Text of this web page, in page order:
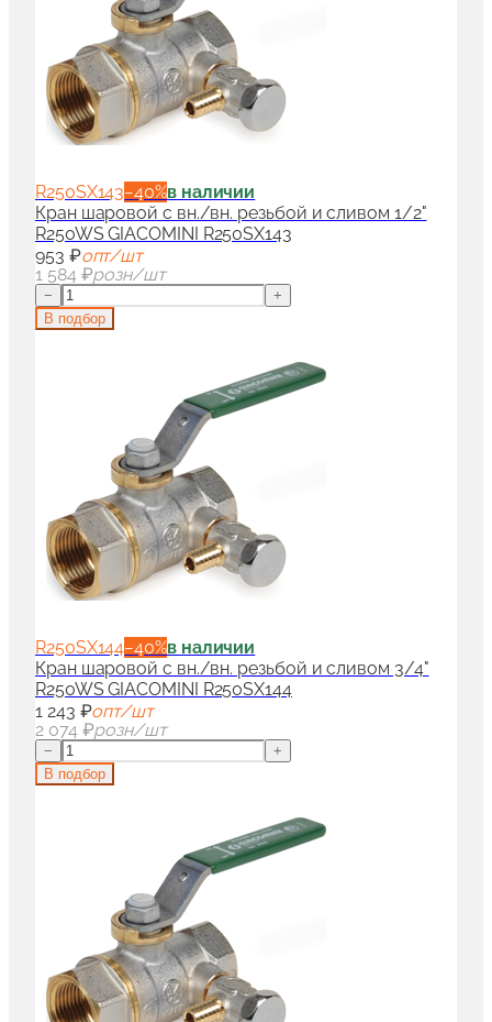
R250SX143−40%в наличии
Кран шаровой с вн./вн. резьбой и сливом 1/2"
R250WS GIACOMINI R250SX143
953 ₽опт/шт
1 584 ₽розн/шт
−
+
В подбор
R250SX144−40%в наличии
Кран шаровой с вн./вн. резьбой и сливом 3/4"
R250WS GIACOMINI R250SX144
1 243 ₽опт/шт
2 074 ₽розн/шт
−
+
В подбор